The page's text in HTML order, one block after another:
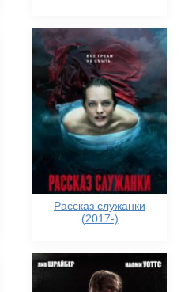
Рассказ служанки
(2017-)